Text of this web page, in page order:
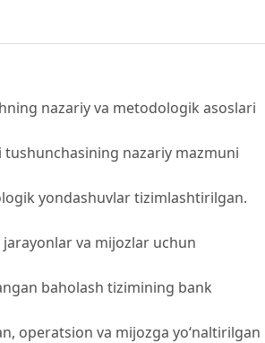
nazariy va metodologik asoslari
nazariy mazmuni
yondashuvlar tizimlashtirilgan.
va mijozlar uchun
baholash tizimining bank
operatsion va mijozga yo‘naltirilgan